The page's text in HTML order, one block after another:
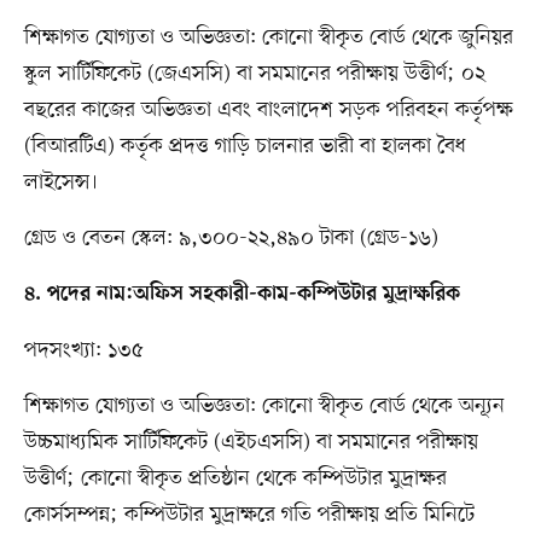
শিক্ষাগত যোগ্যতা ও অভিজ্ঞতা: কোনো স্বীকৃত বোর্ড থেকে জুনিয়র
স্কুল সার্টিফিকেট (জেএসসি) বা সমমানের পরীক্ষায় উত্তীর্ণ; ০২
বছরের কাজের অভিজ্ঞতা এবং বাংলাদেশ সড়ক পরিবহন কর্তৃপক্ষ
(বিআরটিএ) কর্তৃক প্রদত্ত গাড়ি চালনার ভারী বা হালকা বৈধ
লাইসেন্স।
গ্রেড ও বেতন স্কেল: ৯,৩০০-২২,৪৯০ টাকা (গ্রেড-১৬)
৪. পদের নাম:অফিস সহকারী-কাম-কম্পিউটার মুদ্রাক্ষরিক
পদসংখ্যা: ১৩৫
শিক্ষাগত যোগ্যতা ও অভিজ্ঞতা: কোনো স্বীকৃত বোর্ড থেকে অন্যূন
উচ্চমাধ্যমিক সার্টিফিকেট (এইচএসসি) বা সমমানের পরীক্ষায়
উত্তীর্ণ; কোনো স্বীকৃত প্রতিষ্ঠান থেকে কম্পিউটার মুদ্রাক্ষর
কোর্সসম্পন্ন; কম্পিউটার মুদ্রাক্ষরে গতি পরীক্ষায় প্রতি মিনিটে